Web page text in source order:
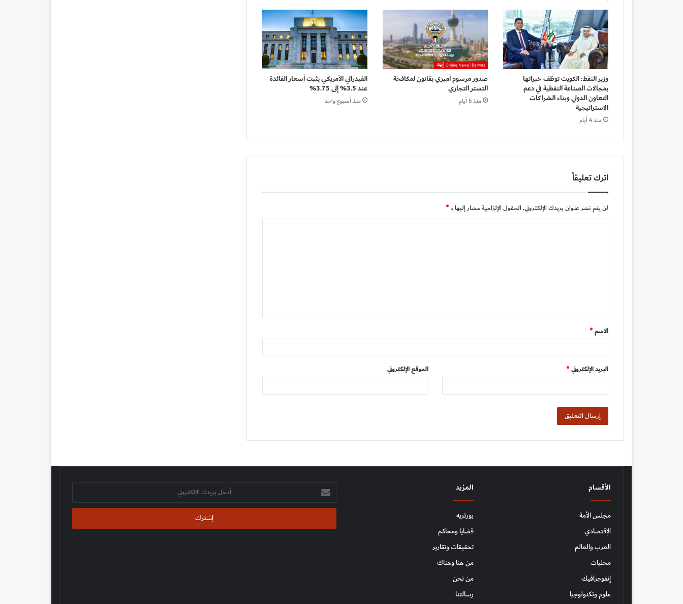
وزير النفط: الكويت توظف خبراتها
بمجالات الصناعة النفطية في دعم
التعاون الدولي وبناء الشراكات
الاستراتيجية
منذ 4 أيام
صدور مرسوم أميري بقانون لمكافحة
التستر التجاري
منذ 5 أيام
الفيدرالي الأمريكي يثبت أسعار الفائدة
عند 3.5% إلى 3.75%
منذ أسبوع واحد
اترك تعليقاً
لن يتم نشر عنوان بريدك الإلكتروني.الحقول الإلزامية مشار إليها بـ*
ق
*
الاسم*
البريد الإلكتروني* الموقع الإلكتروني
الأقسام
مجلس الأمة
الإقتصادي
العرب والعالم
محليات
إنفوجرافيك
علوم وتكنولوجيا
المزيد
بورتريه
قضايا ومحاكم
تحقيقات وتقارير
من هنا وهناك
من نحن
رسالتنا
أدخل
بريدك
الإلكتروني